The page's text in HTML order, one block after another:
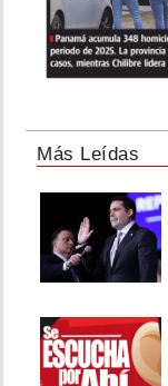
Más Leídas